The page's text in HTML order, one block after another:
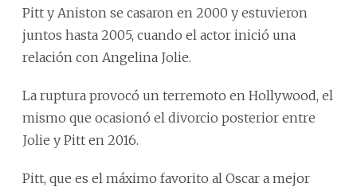
Pitt y Aniston se casaron en 2000 y estuvieron
juntos hasta 2005, cuando el actor inició una
relación con Angelina Jolie.
La ruptura provocó un terremoto en Hollywood, el
mismo que ocasionó el divorcio posterior entre
Jolie y Pitt en 2016.
Pitt, que es el máximo favorito al Oscar a mejor